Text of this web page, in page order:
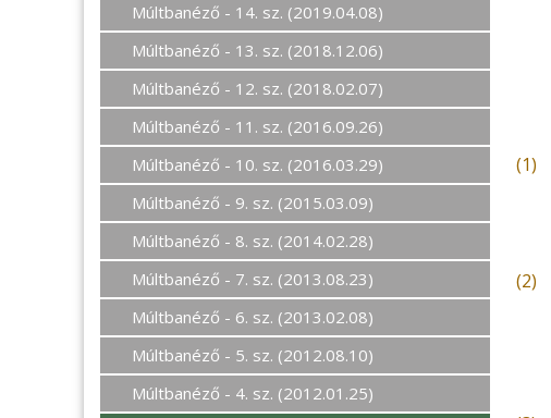
(1)
(2)
Múltbanéző - 14. sz. (2019.04.08)
Múltbanéző - 13. sz. (2018.12.06)
Múltbanéző - 12. sz. (2018.02.07)
Múltbanéző - 11. sz. (2016.09.26)
Múltbanéző - 10. sz. (2016.03.29)
Múltbanéző - 9. sz. (2015.03.09)
Múltbanéző - 8. sz. (2014.02.28)
Múltbanéző - 7. sz. (2013.08.23)
Múltbanéző - 6. sz. (2013.02.08)
Múltbanéző - 5. sz. (2012.08.10)
Múltbanéző - 4. sz. (2012.01.25)